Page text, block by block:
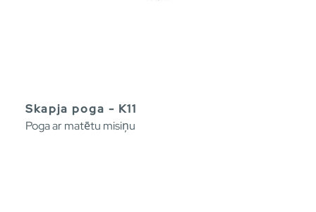
Skapja poga - K11
Poga ar matētu misiņu